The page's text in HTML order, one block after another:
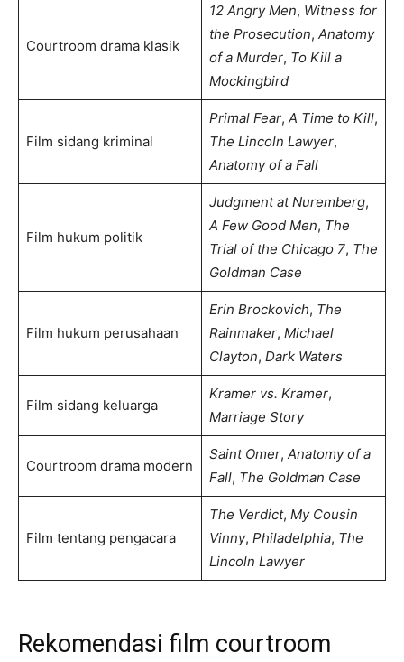
Courtroom drama klasik
12 Angry Men, Witness for
the Prosecution, Anatomy
of a Murder, To Kill a
Mockingbird
Film sidang kriminal
Primal Fear, A Time to Kill,
The Lincoln Lawyer,
Anatomy of a Fall
Film hukum politik
Judgment at Nuremberg,
A Few Good Men, The
Trial of the Chicago 7, The
Goldman Case
Film hukum perusahaan
Erin Brockovich, The
Rainmaker, Michael
Clayton, Dark Waters
Film sidang keluarga
Kramer vs. Kramer,
Marriage Story
Courtroom drama modern
Saint Omer, Anatomy of a
Fall, The Goldman Case
Film tentang pengacara
The Verdict, My Cousin
Vinny, Philadelphia, The
Lincoln Lawyer
Rekomendasi film courtroom